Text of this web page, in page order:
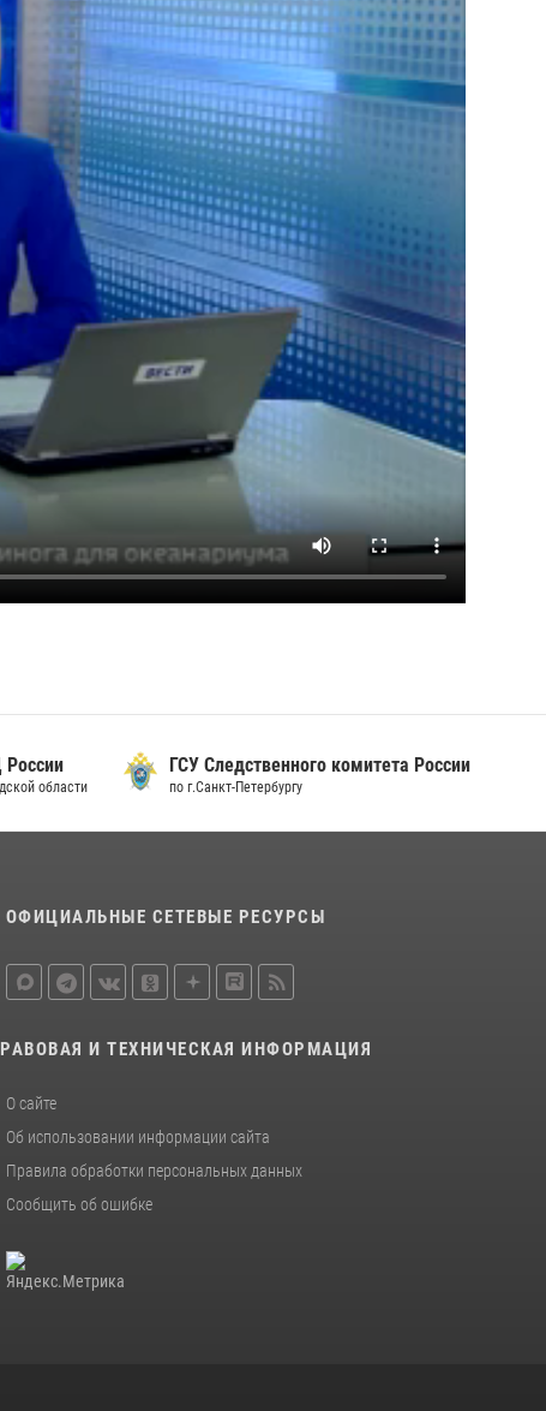
России
области
ГСУ Следственного комитета России
по г.Санкт-Петербургу
ОФИЦИАЛЬНЫЕ СЕТЕВЫЕ РЕСУРСЫ
И ТЕХНИЧЕСКАЯ ИНФОРМАЦИЯ
О сайте
Об использовании информации сайта
Правила обработки персональных данных
Сообщить об ошибке